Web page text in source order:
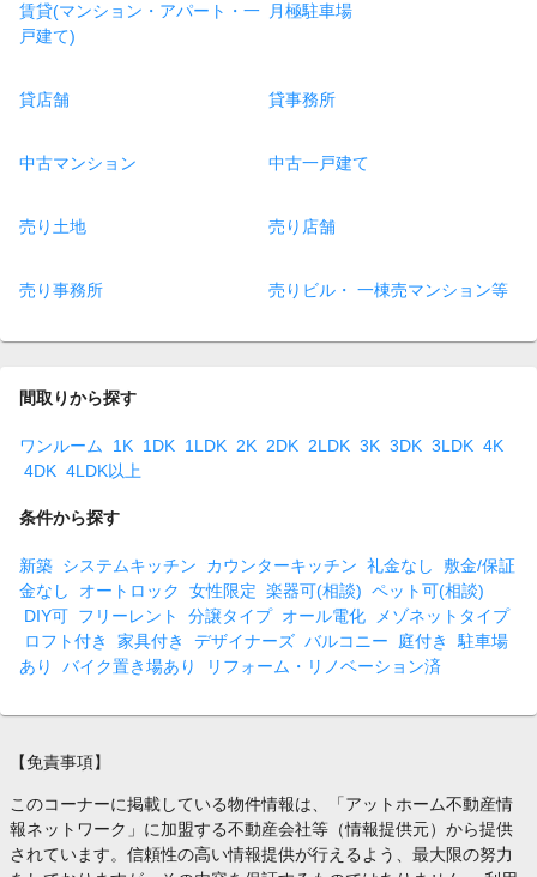
賃貸(マンション・アパート・一
戸建て)
月極駐車場
貸店舗 貸事務所
中古マンション 中古一戸建て
売り土地 売り店舗
売り事務所 売りビル・ 一棟売マンション等
間取りから探す
ワンルーム 1K 1DK 1LDK 2K 2DK 2LDK 3K 3DK 3LDK 4K
4DK 4LDK以上
条件から探す
新築 システムキッチン カウンターキッチン 礼金なし
敷金/保証
金なし
オートロック 女性限定 楽器可(相談) ペット可(相談)
DIY可 フリーレント 分譲タイプ オール電化
メゾネットタイプ
ロフト付き
家具付き デザイナーズ バルコニー 庭付き
駐車場
あり
バイク置き場あり リフォーム・リノベーション済
【免責事項】
このコーナーに掲載している物件情報は、「アットホーム不動産情
報ネットワーク」に加盟する不動産会社等（情報提供元）から提供
されています。信頼性の高い情報提供が行えるよう、最大限の努力